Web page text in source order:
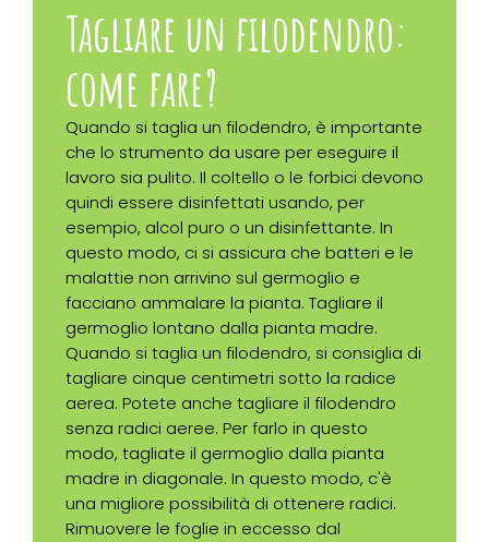
Tagliare un filodendro:
come fare?
Quando si taglia un filodendro, è importante
che lo strumento da usare per eseguire il
lavoro sia pulito. Il coltello o le forbici devono
quindi essere disinfettati usando, per
esempio, alcol puro o un disinfettante. In
questo modo, ci si assicura che batteri e le
malattie non arrivino sul germoglio e
facciano ammalare la pianta. Tagliare il
germoglio lontano dalla pianta madre.
Quando si taglia un filodendro, si consiglia di
tagliare cinque centimetri sotto la radice
aerea. Potete anche tagliare il filodendro
senza radici aeree. Per farlo in questo
modo, tagliate il germoglio dalla pianta
madre in diagonale. In questo modo, c'è
una migliore possibilità di ottenere radici.
Rimuovere le foglie in eccesso dal